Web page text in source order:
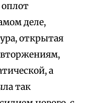
деле,
открытая
вторжениям,
а
так